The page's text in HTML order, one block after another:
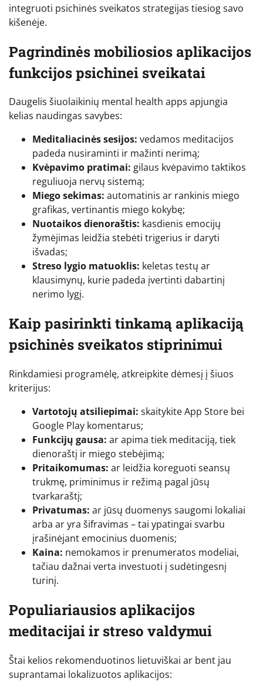
integruoti psichinės sveikatos strategijas tiesiog savo
kišenėje.
Pagrindinės mobiliosios aplikacijos
funkcijos psichinei sveikatai
Daugelis šiuolaikinių mental health apps apjungia
kelias naudingas savybes:
Meditaliacinės sesijos: vedamos meditacijos
padeda nusiraminti ir mažinti nerimą;
Kvėpavimo pratimai: gilaus kvėpavimo taktikos
reguliuoja nervų sistemą;
Miego sekimas: automatinis ar rankinis miego
grafikas, vertinantis miego kokybę;
Nuotaikos dienoraštis: kasdienis emocijų
žymėjimas leidžia stebėti trigerius ir daryti
išvadas;
Streso lygio matuoklis: keletas testų ar
klausimynų, kurie padeda įvertinti dabartinį
nerimo lygį.
Kaip pasirinkti tinkamą aplikaciją
psichinės sveikatos stiprinimui
Rinkdamiesi programėlę, atkreipkite dėmesį į šiuos
kriterijus:
Vartotojų atsiliepimai: skaitykite App Store bei
Google Play komentarus;
Funkcijų gausa: ar apima tiek meditaciją, tiek
dienoraštį ir miego stebėjimą;
Pritaikomumas: ar leidžia koreguoti seansų
trukmę, priminimus ir režimą pagal jūsų
tvarkaraštį;
Privatumas: ar jūsų duomenys saugomi lokaliai
arba ar yra šifravimas – tai ypatingai svarbu
įrašinėjant emocinius duomenis;
Kaina: nemokamos ir prenumeratos modeliai,
tačiau dažnai verta investuoti į sudėtingesnį
turinį.
Populiariausios aplikacijos
meditacijai ir streso valdymui
Štai kelios rekomenduotinos lietuviškai ar bent jau
suprantamai lokalizuotos aplikacijos: